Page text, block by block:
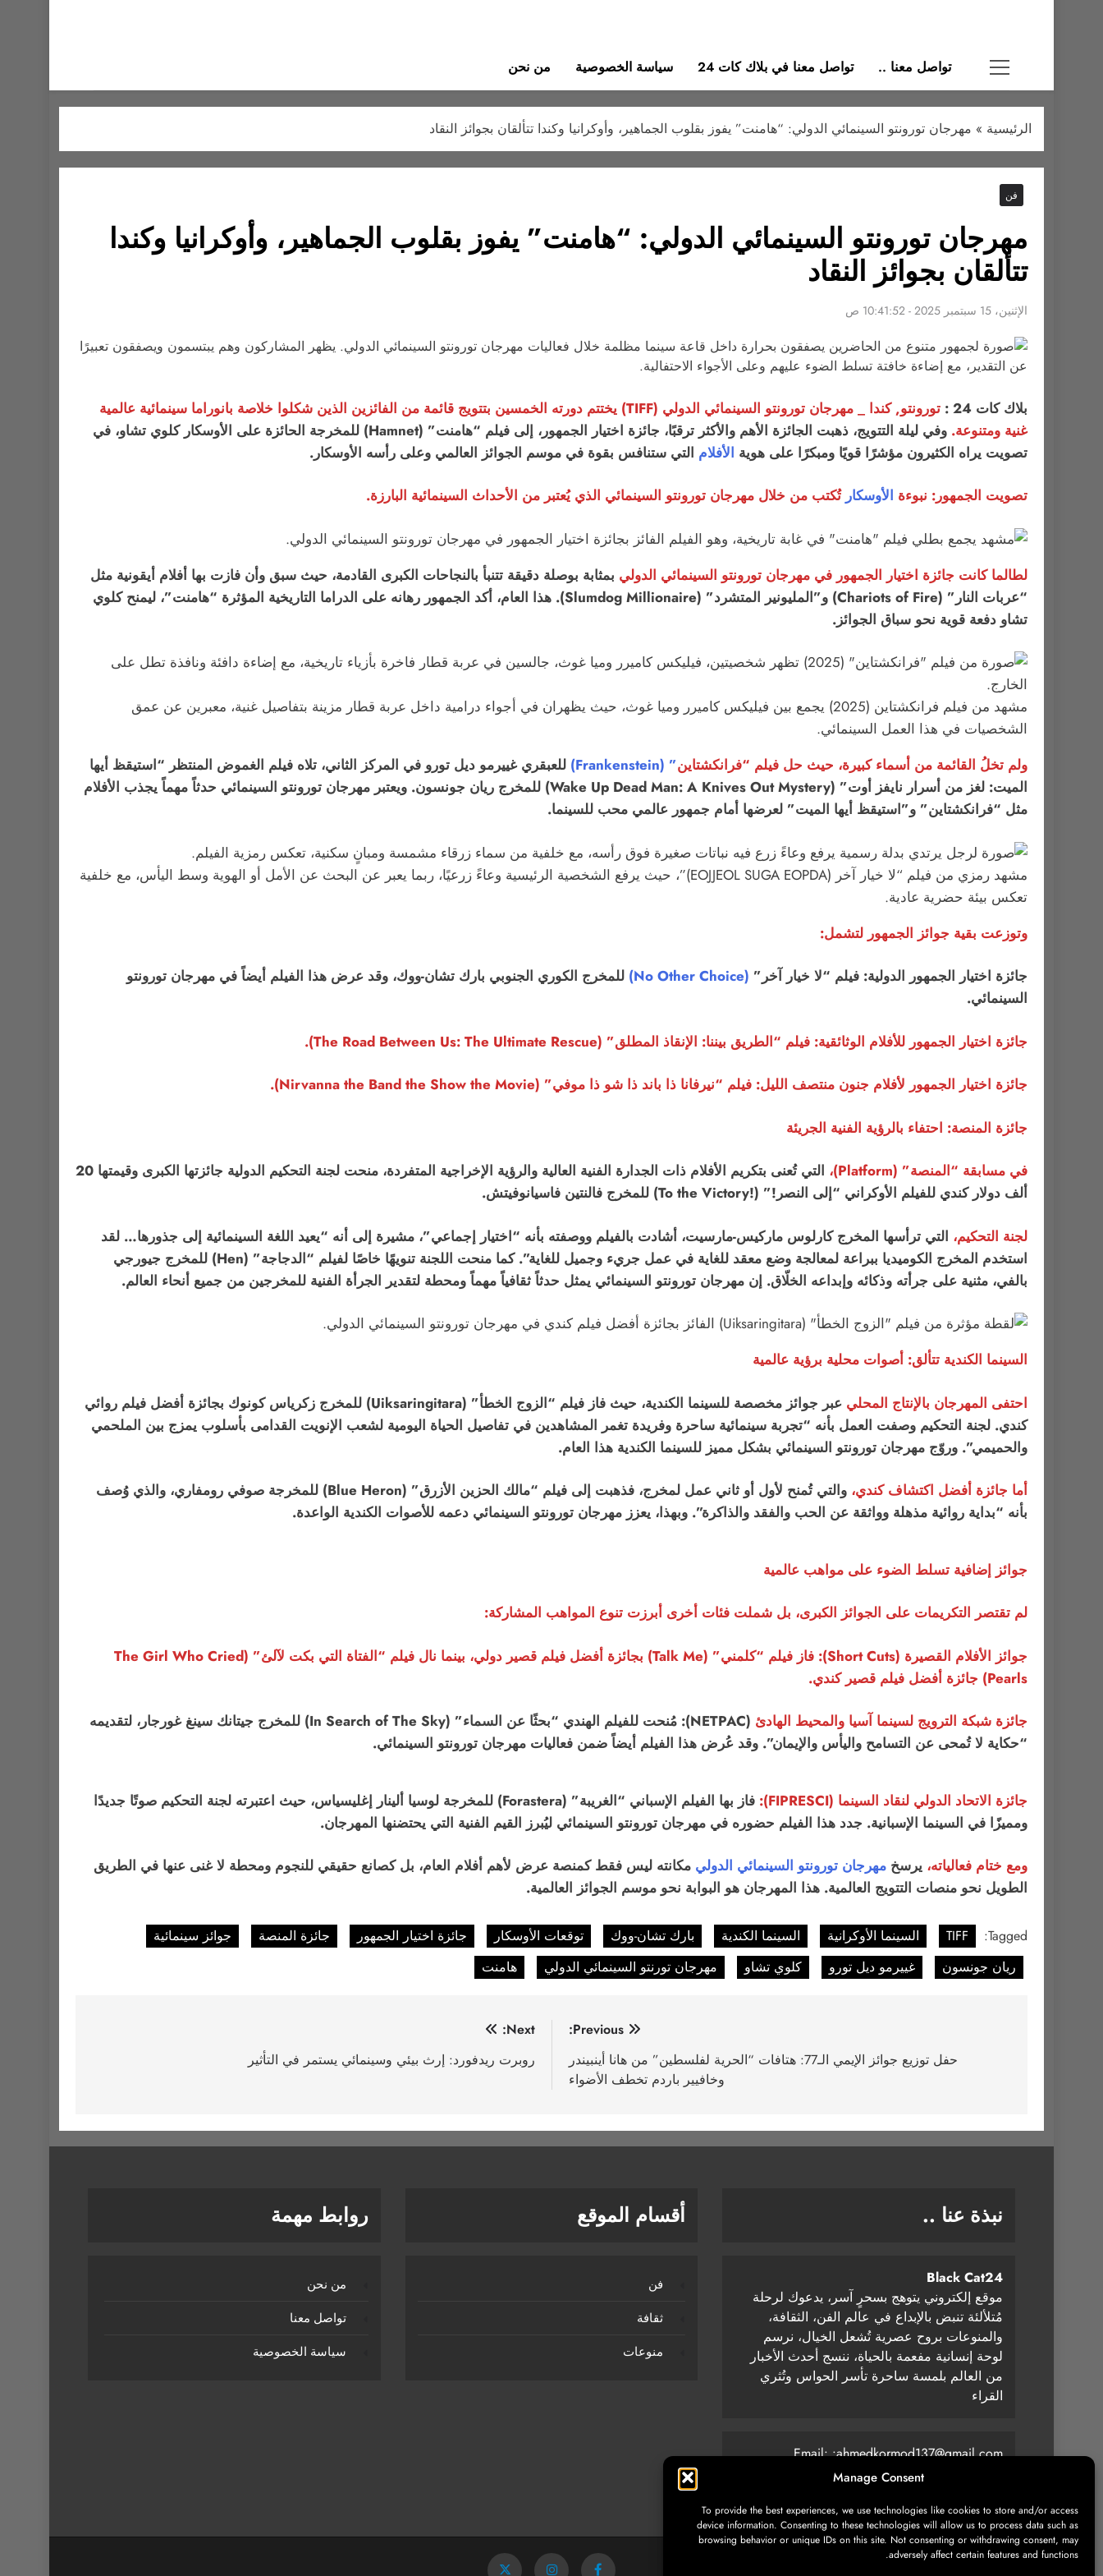
Manage Consent
To provide the best experiences, we use technologies like cookies to store and/or access
device information. Consenting to these technologies will allow us to process data such as
browsing behavior or unique IDs on this site. Not consenting or withdrawing consent, may
adversely affect certain features and functions.
تواصل معنا .. تواصل معنا في بلاك كات 24 سياسة الخصوصية من نحن
الرئيسية » مهرجان تورونتو السينمائي الدولي: “هامنت” يفوز بقلوب الجماهير، وأوكرانيا وكندا تتألقان بجوائز النقاد
فن
مهرجان تورونتو السينمائي الدولي: “هامنت” يفوز بقلوب الجماهير، وأوكرانيا وكندا
تتألقان بجوائز النقاد
الإثنين، 15 سبتمبر 2025 - 10:41:52 ص
بلاك كات 24 :
تورونتو, كندا _‎ مهرجان تورونتو السينمائي الدولي (TIFF) يختتم دورته الخمسين بتتويج قائمة من الفائزين الذين شكلوا خلاصة بانوراما سينمائية عالمية
غنية ومتنوعة.
وفي ليلة التتويج، ذهبت الجائزة الأهم والأكثر ترقبًا، جائزة اختيار الجمهور، إلى فيلم “هامنت” (Hamnet) للمخرجة الحائزة على الأوسكار كلوي تشاو، في
تصويت يراه الكثيرون مؤشرًا قويًا ومبكرًا على هوية الأفلام التي ستنافس بقوة في موسم الجوائز العالمي وعلى رأسه الأوسكار.
تصويت الجمهور: نبوءة الأوسكار تُكتب من خلال مهرجان تورونتو السينمائي الذي يُعتبر من الأحداث السينمائية البارزة.
لطالما كانت جائزة اختيار الجمهور في مهرجان تورونتو السينمائي الدولي بمثابة بوصلة دقيقة تتنبأ بالنجاحات الكبرى القادمة، حيث سبق وأن فازت بها أفلام أيقونية مثل
“عربات النار” (Chariots of Fire) و”المليونير المتشرد” (Slumdog Millionaire). هذا العام، أكد الجمهور رهانه على الدراما التاريخية المؤثرة “هامنت”، ليمنح كلوي
تشاو دفعة قوية نحو سباق الجوائز.
مشهد من فيلم فرانكشتاين (2025) يجمع بين فيليكس كاميرر وميا غوث، حيث يظهران في أجواء درامية داخل عربة قطار مزينة بتفاصيل غنية، معبرين عن عمق
الشخصيات في هذا العمل السينمائي.
ولم تخلُ القائمة من أسماء كبيرة، حيث حل فيلم “فرانكشتاين” (Frankenstein)
للعبقري غييرمو ديل تورو في المركز الثاني، تلاه فيلم الغموض المنتظر “استيقظ أيها
الميت: لغز من أسرار نايفز أوت” (Wake Up Dead Man: A Knives Out Mystery) للمخرج ريان جونسون. ويعتبر مهرجان تورونتو السينمائي حدثاً مهماً يجذب الأفلام
مثل “فرانكشتاين” و”استيقظ أيها الميت” لعرضها أمام جمهور عالمي محب للسينما.
مشهد رمزي من فيلم “لا خيار آخر (EOJJEOL SUGA EOPDA)”، حيث يرفع الشخصية الرئيسية وعاءً زرعيًا، ربما يعبر عن البحث عن الأمل أو الهوية وسط اليأس، مع خلفية
تعكس بيئة حضرية عادية.
وتوزعت بقية جوائز الجمهور لتشمل:
جائزة اختيار الجمهور الدولية: فيلم “لا خيار آخر” (No Other Choice)
للمخرج الكوري الجنوبي بارك تشان-ووك، وقد عرض هذا الفيلم أيضاً في مهرجان تورونتو
السينمائي.
جائزة اختيار الجمهور للأفلام الوثائقية: فيلم “الطريق بيننا: الإنقاذ المطلق” (The Road Between Us: The Ultimate Rescue).
جائزة اختيار الجمهور لأفلام جنون منتصف الليل: فيلم “نيرفانا ذا باند ذا شو ذا موفي” (Nirvanna the Band the Show the Movie).
جائزة المنصة: احتفاء بالرؤية الفنية الجريئة
في مسابقة “المنصة” (Platform)،
التي تُعنى بتكريم الأفلام ذات الجدارة الفنية العالية والرؤية الإخراجية المتفردة، منحت لجنة التحكيم الدولية جائزتها الكبرى وقيمتها 20
ألف دولار كندي للفيلم الأوكراني “إلى النصر!” (!To the Victory) للمخرج فالنتين فاسيانوفيتش.
لجنة التحكيم، التي ترأسها المخرج كارلوس ماركيس-مارسيت، أشادت بالفيلم ووصفته بأنه “اختيار إجماعي”، مشيرة إلى أنه “يعيد اللغة السينمائية إلى جذورها… لقد
استخدم المخرج الكوميديا ببراعة لمعالجة وضع معقد للغاية في عمل جريء وجميل للغاية”. كما منحت اللجنة تنويهًا خاصًا لفيلم “الدجاجة” (Hen) للمخرج جيورجي
بالفي، مثنية على جرأته وذكائه وإبداعه الخلّاق. إن مهرجان تورونتو السينمائي يمثل حدثاً ثقافياً مهماً ومحطة لتقدير الجرأة الفنية للمخرجين من جميع أنحاء العالم.
السينما الكندية تتألق: أصوات محلية برؤية عالمية
احتفى المهرجان بالإنتاج المحلي
عبر جوائز مخصصة للسينما الكندية، حيث فاز فيلم “الزوج الخطأ” (Uiksaringitara) للمخرج زكرياس كونوك بجائزة أفضل فيلم روائي
كندي. لجنة التحكيم وصفت العمل بأنه “تجربة سينمائية ساحرة وفريدة تغمر المشاهدين في تفاصيل الحياة اليومية لشعب الإنويت القدامى بأسلوب يمزج بين الملحمي
والحميمي”. وروّج مهرجان تورونتو السينمائي بشكل مميز للسينما الكندية هذا العام.
أما جائزة أفضل اكتشاف كندي،
والتي تُمنح لأول أو ثاني عمل لمخرج، فذهبت إلى فيلم “مالك الحزين الأزرق” (Blue Heron) للمخرجة صوفي رومفاري، والذي وُصف
بأنه “بداية روائية مذهلة وواثقة عن الحب والفقد والذاكرة”. وبهذا، يعزز مهرجان تورونتو السينمائي دعمه للأصوات الكندية الواعدة.
جوائز إضافية تسلط الضوء على مواهب عالمية
لم تقتصر التكريمات على الجوائز الكبرى، بل شملت فئات أخرى أبرزت تنوع المواهب المشاركة:
جوائز الأفلام القصيرة (Short Cuts): فاز فيلم “كلمني” (Talk Me) بجائزة أفضل فيلم قصير دولي، بينما نال فيلم “الفتاة التي بكت لآلئ” (The Girl Who Cried
Pearls) جائزة أفضل فيلم قصير كندي.
جائزة شبكة الترويج لسينما آسيا والمحيط الهادئ
(NETPAC): مُنحت للفيلم الهندي “بحثًا عن السماء” (In Search of The Sky) للمخرج جيتانك سينغ غورجار، لتقديمه
“حكاية لا تُمحى عن التسامح واليأس والإيمان”. وقد عُرض هذا الفيلم أيضاً ضمن فعاليات مهرجان تورونتو السينمائي.
جائزة الاتحاد الدولي لنقاد السينما (FIPRESCI):
فاز بها الفيلم الإسباني “الغريبة” (Forastera) للمخرجة لوسيا ألينار إغليسياس، حيث اعتبرته لجنة التحكيم صوتًا جديدًا
ومميزًا في السينما الإسبانية. جدد هذا الفيلم حضوره في مهرجان تورونتو السينمائي ليُبرز القيم الفنية التي يحتضنها المهرجان.
ومع ختام فعالياته، يرسخ مهرجان تورونتو السينمائي الدولي مكانته ليس فقط كمنصة عرض لأهم أفلام العام، بل كصانع حقيقي للنجوم ومحطة لا غنى عنها في الطريق
الطويل نحو منصات التتويج العالمية. هذا المهرجان هو البوابة نحو موسم الجوائز العالمية.
Tagged:
TIFF السينما الأوكرانية السينما الكندية بارك تشان-ووك توقعات الأوسكار جائزة اختيار الجمهور جائزة المنصة
جوائز سينمائية
ريان جونسون
غييرمو ديل تورو كلوي تشاو مهرجان تورنتو السينمائي الدولي هامنت
المقالات
Previous:
‎حفل توزيع جوائز الإيمي الـ77: هتافات “الحرية لفلسطين” من هانا أينبيندر
وخافيير باردم تخطف الأضواء
Next:
روبرت ريدفورد: إرث بيئي وسينمائي يستمر في التأثير
نبذة عنا ..
Black Cat24
موقع إلكتروني يتوهج بسحرٍ آسر، يدعوك لرحلة
مُتلألئة تنبض بالإبداع في عالم الفن، الثقافة،
والمنوعات بروح عصرية تُشعل الخيال، نرسم
لوحة إنسانية مفعمة بالحياة، ننسج أحدث الأخبار
من العالم بلمسة ساحرة تأسر الحواس وتُثري
القراء
Email: :ahmedkormod137@gmail.com
أقسام الموقع
فن
ثقافة
منوعات
روابط مهمة
من نحن
تواصل معنا
سياسة الخصوصية